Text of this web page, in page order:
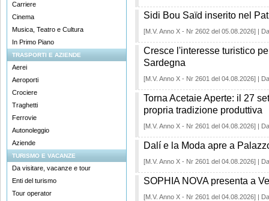
Carriere
Cinema
Musica, Teatro e Cultura
In Primo Piano
TRASPORTI E AZIENDE
Aerei
Aeroporti
Crociere
Traghetti
Ferrovie
Autonoleggio
Aziende
TURISMO E VACANZE
Da visitare, vacanze e tour
Enti del turismo
Tour operator
Sidi Bou Saïd inserito nel
[M.V. Anno X - Nr 2602 del 05.08.2026] |
Cresce l'interesse turistico
Sardegna
[M.V. Anno X - Nr 2601 del 04.08.2026] |
Torna Acetaie Aperte: il 27
propria tradizione produttiva
[M.V. Anno X - Nr 2601 del 04.08.2026] |
Dalí e la Moda apre a
[M.V. Anno X - Nr 2601 del 04.08.2026] |
SOPHIA NOVA presenta a
[M.V. Anno X - Nr 2601 del 04.08.2026] |